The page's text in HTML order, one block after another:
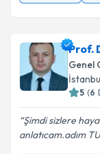
Prof.
Genel
5 (6
Şimdi sizlere
anlatıcam.adım